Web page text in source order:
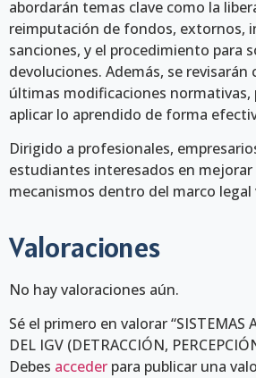
abordarán temas clave como la
reimputación de fondos, extornos,
sanciones, y el procedimiento para
devoluciones. Además, se revisarán
últimas modificaciones
aplicar lo aprendido de forma
Dirigido a profesionales,
estudiantes interesados en
mecanismos dentro del marco legal
Valoraciones
No hay valoraciones aún.
Sé el primero en valorar “SISTEMAS
DEL IGV (DETRACCIÓN,
Debes acceder para publicar una